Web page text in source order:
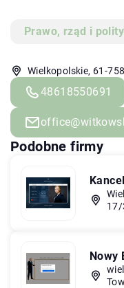
Prawo, rząd i
Wielkopolskie, 61-
48618550691
Podobne firmy
17/
Nowy